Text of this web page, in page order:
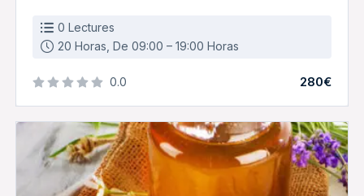
0 Lectures
20 Horas, De 09:00 – 19:00 Horas
0.0 280€